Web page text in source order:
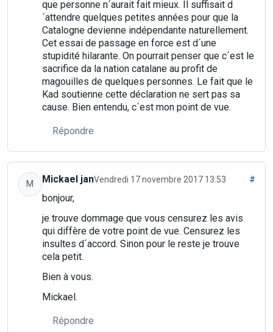
que personne n´aurait fait mieux. Il suffisait d
´attendre quelques petites années pour que la
Catalogne devienne indépendante naturellement.
Cet essai de passage en force est d´une
stupidité hilarante. On pourrait penser que c´est le
sacrifice da la nation catalane au profit de
magouilles de quelques personnes. Le fait que le
Kad soutienne cette déclaration ne sert pas sa
cause. Bien entendu, c´est mon point de vue.
Répondre
M Mickael janVendredi 17 novembre 2017 13:53 #
bonjour,
je trouve dommage que vous censurez les avis
qui diffère de votre point de vue. Censurez les
insultes d´accord. Sinon pour le reste je trouve
cela petit.
Bien à vous.
Mickael.
Répondre